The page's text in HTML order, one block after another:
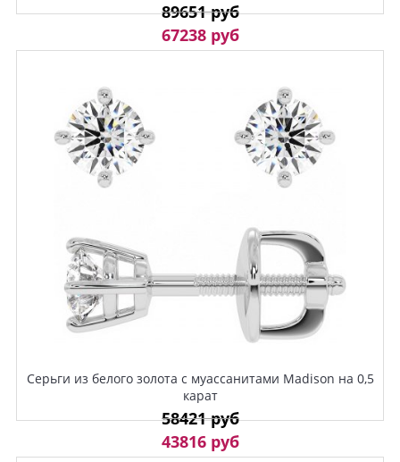
89651 руб
67238 руб
Серьги из белого золота с муассанитами Madison на 0,5
карат
58421 руб
43816 руб